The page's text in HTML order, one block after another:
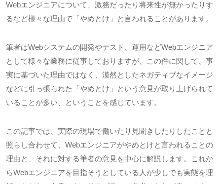
Webエンジニアについて、激務だったり将来性が無かったりす
るなど様々な理由で「やめとけ」と言われることがあります。
筆者はWebシステムの開発やテスト、運用などWebエンジニア
として様々な業務に従事しておりますが、この件に関して、事
実に基づいた理由ではなく、漠然としたネガティブなイメージ
などに引っ張られた「やめとけ」という意見が取り上げられて
いることが多い、ということを感じています。
この記事では、実際の現場で働いたり見聞きしたりしたことと
照らし合わせて、 Webエンジニアがやめとけと言われることの
理由と、それに対する筆者の意見を中心に解説します。これか
らWebエンジニアを目指そうとしている人が少しでも実態を理